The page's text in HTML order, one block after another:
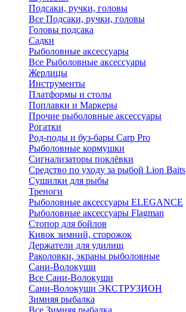
Подсаки, ручки, головы
Все Подсаки, ручки, головы
Головы подсака
Садки
Рыболовные аксессуары
Все Рыболовные аксессуары
Жерлицы
Инструменты
Платформы и столы
Поплавки и Маркеры
Прочие рыболовные аксессуары
Рогатки
Род-поды и буз-бары Carp Pro
Рыболовные кормушки
Сигнализаторы поклёвки
Средство по уходу за рыбой Lion Baits
Сушилки для рыбы
Треноги
Рыболовные аксессуары ELEGANCE
Рыболовные аксессуары Flagman
Стопор для бойлов
Кивок зимний, сторожок
Держатели для удилищ
Раколовки, экраны рыболовные
Сани-Волокуши
Все Сани-Волокуши
Сани-Волокуши ЭКСТРУЗИОН
Зимняя рыбалка
Все Зимняя рыбалка